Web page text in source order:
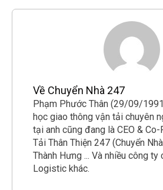
Về Chuyển Nhà 247
Phạm Phước Thân (29/09/
học giao thông vận tải chuyên
tại anh cũng đang là CEO &
Tải Thân Thiện 247 (Chuyển
Thành Hưng ... Và nhiều công ty
Logistic khác.